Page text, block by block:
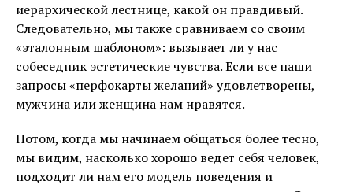
иерархической лестнице, какой он правдивый.
Следовательно, мы также сравниваем со своим
«эталонным шаблоном»: вызывает ли у нас
собеседник эстетические чувства. Если все наши
запросы «перфокарты желаний» удовлетворены,
мужчина или женщина нам нравятся.
Потом, когда мы начинаем общаться более тесно,
мы видим, насколько хорошо ведет себя человек,
подходит ли нам его модель поведения и